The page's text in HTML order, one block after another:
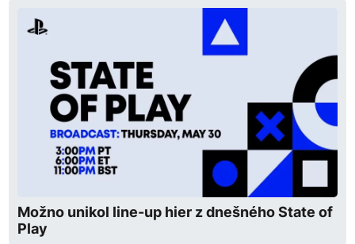
Možno unikol line-up hier z dnešného State of
Play